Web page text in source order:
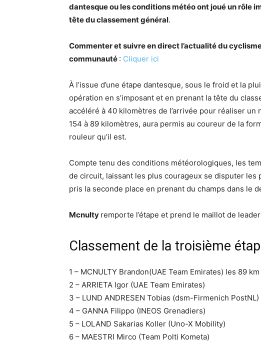
dantesque ou les conditions météo ont joué un rôle
tête du classement général.
Commenter et suivre en direct l’actualité du
communauté : Cliquer ici
À l’issue d’une étape dantesque, sous le froid et la
opération en s’imposant et en prenant la tête du
accéléré à 40 kilomètres de l’arrivée pour réaliser
154 à 89 kilomètres, aura permis au coureur de la
rouleur qu’il est.
Compte tenu des conditions météorologiques, les
de circuit, laissant les plus courageux se disputer les
pris la seconde place en prenant du champs dans le
Mcnulty remporte l’étape et prend le maillot de
Classement de la troisième
1 – MCNULTY Brandon(UAE Team Emirates) les 89
2 – ARRIETA Igor (UAE Team Emirates)
3 – LUND ANDRESEN Tobias (dsm-Firmenich PostNL)
4 – GANNA Filippo (INEOS Grenadiers)
5 – LOLAND Sakarias Koller (Uno-X Mobility)
6 – MAESTRI Mirco (Team Polti Kometa)